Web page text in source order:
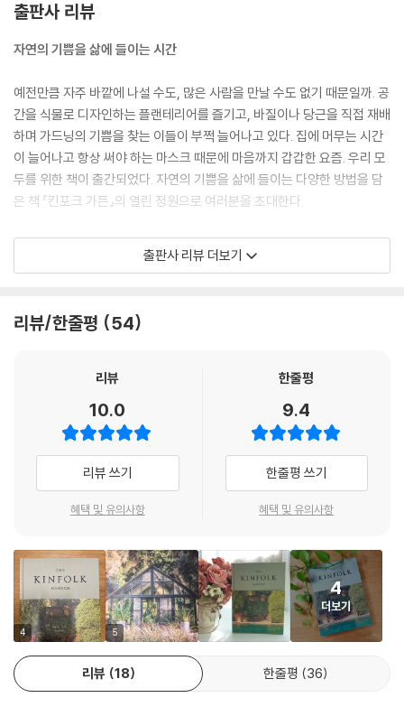
출판사 리뷰
자연의 기쁨을 삶에 들이는 시간
예전만큼 자주 바깥에 나설 수도, 많은 사람을 만날 수도 없기 때문일까. 공
간을 식물로 디자인하는 플랜테리어를 즐기고, 바질이나 당근을 직접 재배
하며 가드닝의 기쁨을 찾는 이들이 부쩍 늘어나고 있다. 집에 머무는 시간
이 늘어나고 항상 써야 하는 마스크 때문에 마음까지 갑갑한 요즘. 우리 모
두를 위한 책이 출간되었다. 자연의 기쁨을 삶에 들이는 다양한 방법을 담
은 책 『킨포크 가든』의 열린 정원으로 여러분을 초대한다.
감각적인 정원 사진과 친밀한 이야기가 담긴 『킨포크 가든』은 오래 두고
볼수록 사랑스러운 책이다. 이 책의 무대는 정원이고, 주인공은 그곳을 매
국 23개 도시를 돌며 개인의 취향과 역사가 녹아 있는 정원을 방문했고, 그
원예사, 플로리스트를 만났다.
‘킨포크 가든’다운 따뜻하고도 독창적인 구성
책의 첫 장 ‘돌봄(Care)’에는 각자의 공간과 취향에 맞게 정원을 디자인하
고, 식물을 돌보며 자기를 돌보는 법을 배우는 이들의 이야기가 담겼다. 숨
가쁜 도시의 삶을 떠나 터키의 작은 마을에서 정원을 가꾸며 살아가는 원
를 꾸려가는 부에노스아이레스의 건축가 알레한드로를 만나보자.
‘독창성(Creativity)’을 주제로 다룬 두 번째 장에서는 식물의 아름다움을
이해하고, 창밖 풍경에서 영감을 얻어 창의적인 활동을 하는 이들의 이야
기를 만날 수 있다. 식물의 시적 몸짓을 연구하며 종이꽃을 만드는 뉴욕의
공예가 소우랍, 소탈하고 우아한 튤립에서 영감을 얻어 공간을 디자인하는
인테리어 디자이너 리사와 레오를 만나보자.
출판사 리뷰 더보기
리뷰/한줄평 54
리뷰
10.0
리뷰 쓰기
혜택 및 유의사항
한줄평
9.4
한줄평 쓰기
혜택 및 유의사항
4 5
4
더보기
리뷰 18 한줄평 36